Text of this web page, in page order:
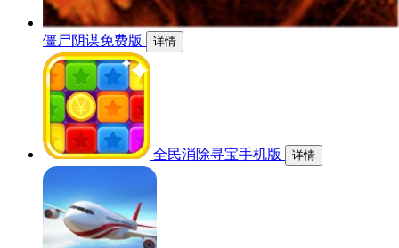
僵尸阴谋免费版 详情
全民消除寻宝手机版 详情